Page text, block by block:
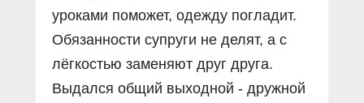
уроками поможет, одежду погладит.
Обязанности супруги не делят, а с
лёгкостью заменяют друг друга.
Выдался общий выходной - дружной